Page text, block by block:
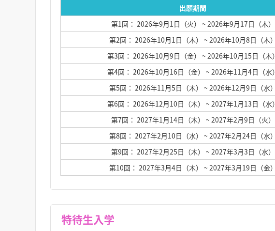
出願期間
第1回： 2026年9月1日（火） ~ 2026年9月17日（木）
第2回： 2026年10月1日（木） ~ 2026年10月8日（木）
第3回： 2026年10月9日（金） ~ 2026年10月15日（木）
第4回： 2026年10月16日（金） ~ 2026年11月4日（水）
第5回： 2026年11月5日（木） ~ 2026年12月9日（水）
第6回： 2026年12月10日（木） ~ 2027年1月13日（水）
第7回： 2027年1月14日（木） ~ 2027年2月9日（火）
第8回： 2027年2月10日（水） ~ 2027年2月24日（水）
第9回： 2027年2月25日（木） ~ 2027年3月3日（水）
第10回： 2027年3月4日（木） ~ 2027年3月19日（金）